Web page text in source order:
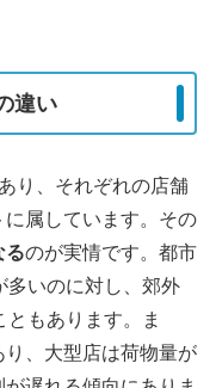
違い
り、それぞれの店舗
属しています。その
るのが実情です。都市
多いのに対し、郊外
もあります。ま
、大型店は荷物量が